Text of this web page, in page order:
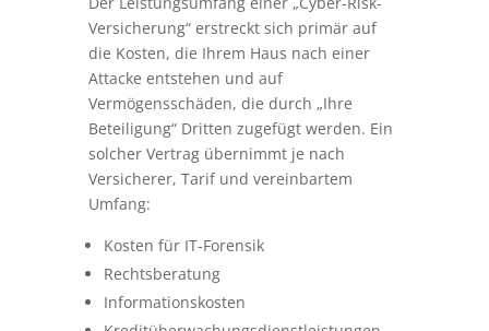
Versicherung“ erstreckt sich primär auf
die Kosten, die Ihrem Haus nach einer
Attacke entstehen und auf
Vermögensschäden, die durch „Ihre
Beteiligung“ Dritten zugefügt werden. Ein
solcher Vertrag übernimmt je nach
Versicherer, Tarif und vereinbartem
Umfang:
Kosten für IT-Forensik
Rechtsberatung
Informationskosten